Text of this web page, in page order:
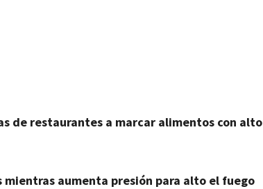
de restaurantes a marcar alimentos con alto
mientras aumenta presión para alto el fuego